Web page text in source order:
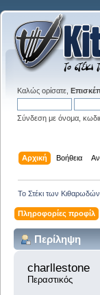
Καλώς ορίσατε,
Σύνδεση με όνομα,
Αρχική Βοήθεια
Το Στέκι των Κιθαρωδών
Πληροφορίες προφίλ
Περίληψη
charllestone
Περαστικός